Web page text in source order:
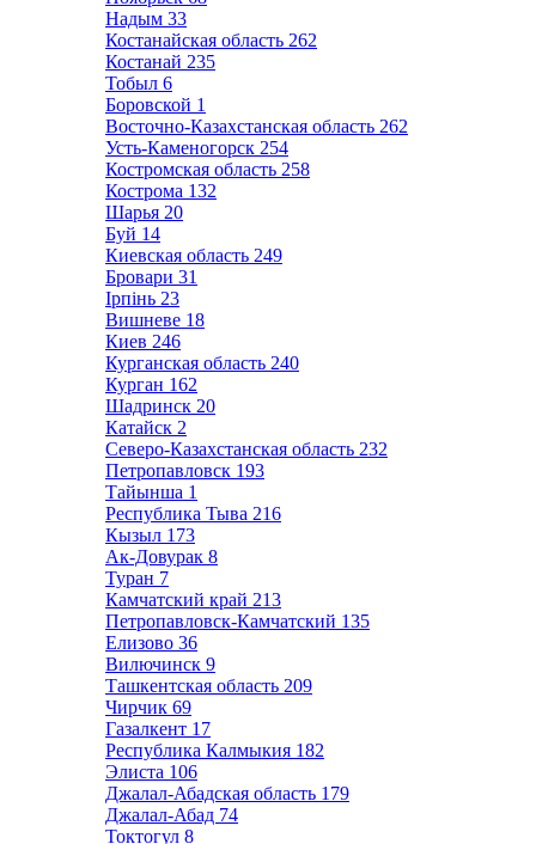
Надым 33
Костанайская область 262
Костанай 235
Тобыл 6
Боровской 1
Восточно-Казахстанская область 262
Усть-Каменогорск 254
Костромская область 258
Кострома 132
Шарья 20
Буй 14
Киевская область 249
Бровари 31
Ірпінь 23
Вишневе 18
Киев 246
Курганская область 240
Курган 162
Шадринск 20
Катайск 2
Северо-Казахстанская область 232
Петропавловск 193
Тайынша 1
Республика Тыва 216
Кызыл 173
Ак-Довурак 8
Туран 7
Камчатский край 213
Петропавловск-Камчатский 135
Елизово 36
Вилючинск 9
Ташкентская область 209
Чирчик 69
Газалкент 17
Республика Калмыкия 182
Элиста 106
Джалал-Абадская область 179
Джалал-Абад 74
Токтогул 8